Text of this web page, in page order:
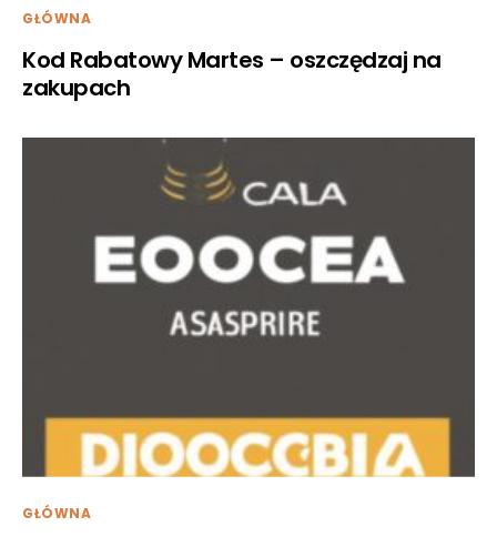
GŁÓWNA
Kod Rabatowy Martes – oszczędzaj na
zakupach
GŁÓWNA